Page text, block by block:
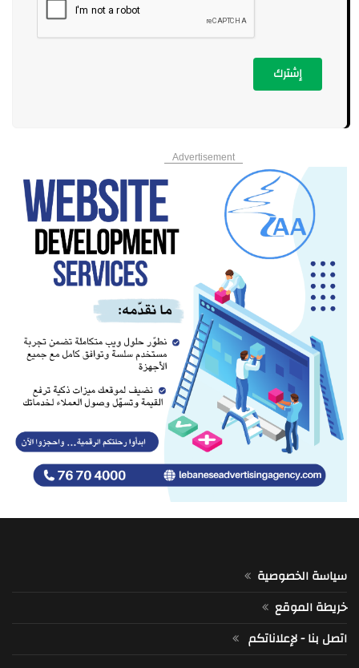
إشترك
Advertisement
سياسة الخصوصية
خريطة الموقع
اتصل بنا - لإعلاناتكم